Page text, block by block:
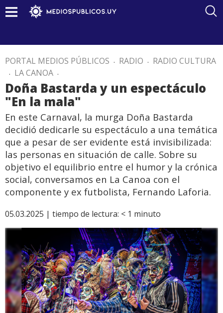
PORTAL MEDIOS PÚBLICOS . RADIO . RADIO CULTURA
. LA CANOA .
Doña Bastarda y un espectáculo
"En la mala"
En este Carnaval, la murga Doña Bastarda
decidió dedicarle su espectáculo a una temática
que a pesar de ser evidente está invisibilizada:
las personas en situación de calle. Sobre su
objetivo el equilibrio entre el humor y la crónica
social, conversamos en La Canoa con el
componente y ex futbolista, Fernando Laforia.
05.03.2025 | tiempo de lectura: < 1 minuto